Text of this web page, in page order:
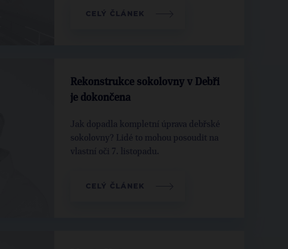
CELÝ ČLÁNEK
Rekonstrukce sokolovny v Debři
je dokončena
Jak dopadla kompletní úprava debřské
sokolovny? Lidé to mohou posoudit na
vlastní oči 7. listopadu.
CELÝ ČLÁNEK